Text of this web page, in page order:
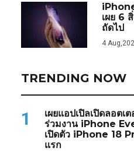
เผย 6
ถัดไป
4
TRENDING NOW
1
เผยแอปเปิลเปิดลอตเ
ร่วมงาน iPhone
เปิดตัว iPhone 18
แรก